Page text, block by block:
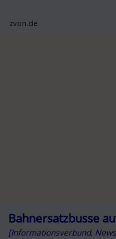
zvon.de
Bahnersatzbusse
[Informationsverbund,